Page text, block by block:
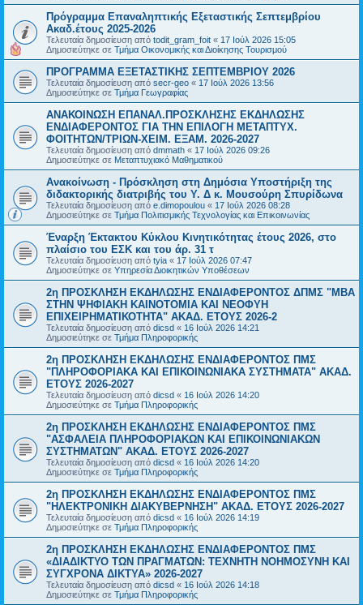
Πρόγραμμα Επαναληπτικής Εξεταστικής Σεπτεμβρίου
Ακαδ.έτους 2025-2026
Τελευταία δημοσίευση από todit_gram_foit « 17 Ιούλ 2026 15:05
Δημοσιεύτηκε σε Τμήμα Οικονομικής και Διοίκησης Τουρισμού
ΠΡΟΓΡΑΜΜΑ ΕΞΕΤΑΣΤΙΚΗΣ ΣΕΠΤΕΜΒΡΙΟΥ 2026
Τελευταία δημοσίευση από secr-geo « 17 Ιούλ 2026 13:56
Δημοσιεύτηκε σε Τμήμα Γεωγραφίας
ΑΝΑΚΟΙΝΩΣΗ ΕΠΑΝΑΛ.ΠΡΟΣΚΛΗΣΗΣ ΕΚΔΗΛΩΣΗΣ
ΕΝΔΙΑΦΕΡΟΝΤΟΣ ΓΙΑ ΤΗΝ ΕΠΙΛΟΓΗ ΜΕΤΑΠΤΥΧ.
ΦΟΙΤΗΤΩΝ/ΤΡΙΩΝ-ΧΕΙΜ. ΕΞΑΜ. 2026-2027
Τελευταία δημοσίευση από dmmath « 17 Ιούλ 2026 09:26
Δημοσιεύτηκε σε Μεταπτυχιακό Μαθηματικού
Ανακοίνωση - Πρόσκληση στη Δημόσια Υποστήριξη της
διδακτορικής διατριβής του Υ. Δ κ. Μουσούρη Σπυρίδωνα
Τελευταία δημοσίευση από e.dimopoulou « 17 Ιούλ 2026 08:28
Δημοσιεύτηκε σε Τμήμα Πολιτισμικής Τεχνολογίας και Επικοινωνίας
Έναρξη Έκτακτου Κύκλου Κινητικότητας έτους 2026, στο
πλαίσιο του ΕΣΚ και του άρ. 31 τ
Τελευταία δημοσίευση από tyia « 17 Ιούλ 2026 07:47
Δημοσιεύτηκε σε Υπηρεσία Διοικητικών Υποθέσεων
2η ΠΡΟΣΚΛΗΣΗ ΕΚΔΗΛΩΣΗΣ ΕΝΔΙΑΦΕΡΟΝΤΟΣ ΔΠΜΣ "ΜΒΑ
ΣΤΗΝ ΨΗΦΙΑΚΗ ΚΑΙΝΟΤΟΜΙΑ ΚΑΙ ΝΕΟΦΥΗ
ΕΠΙΧΕΙΡΗΜΑΤΙΚΟΤΗΤΑ" ΑΚΑΔ. ΕΤΟΥΣ 2026-2
Τελευταία δημοσίευση από dicsd « 16 Ιούλ 2026 14:21
Δημοσιεύτηκε σε Τμήμα Πληροφορικής
2η ΠΡΟΣΚΛΗΣΗ ΕΚΔΗΛΩΣΗΣ ΕΝΔΙΑΦΕΡΟΝΤΟΣ ΠΜΣ
"ΠΛΗΡΟΦΟΡΙΑΚΑ ΚΑΙ ΕΠΙΚΟΙΝΩΝΙΑΚΑ ΣΥΣΤΗΜΑΤΑ" ΑΚΑΔ.
ΕΤΟΥΣ 2026-2027
Τελευταία δημοσίευση από dicsd « 16 Ιούλ 2026 14:20
Δημοσιεύτηκε σε Τμήμα Πληροφορικής
2η ΠΡΟΣΚΛΗΣΗ ΕΚΔΗΛΩΣΗΣ ΕΝΔΙΑΦΕΡΟΝΤΟΣ ΠΜΣ
"ΑΣΦΑΛΕΙΑ ΠΛΗΡΟΦΟΡΙΑΚΩΝ ΚΑΙ ΕΠΙΚΟΙΝΩΝΙΑΚΩΝ
ΣΥΣΤΗΜΑΤΩΝ" ΑΚΑΔ. ΕΤΟΥΣ 2026-2027
Τελευταία δημοσίευση από dicsd « 16 Ιούλ 2026 14:20
Δημοσιεύτηκε σε Τμήμα Πληροφορικής
2η ΠΡΟΣΚΛΗΣΗ ΕΚΔΗΛΩΣΗΣ ΕΝΔΙΑΦΕΡΟΝΤΟΣ ΠΜΣ
"ΗΛΕΚΤΡΟΝΙΚΗ ΔΙΑΚΥΒΕΡΝΗΣΗ" ΑΚΑΔ. ΕΤΟΥΣ 2026-2027
Τελευταία δημοσίευση από dicsd « 16 Ιούλ 2026 14:19
Δημοσιεύτηκε σε Τμήμα Πληροφορικής
2η ΠΡΟΣΚΛΗΣΗ ΕΚΔΗΛΩΣΗΣ ΕΝΔΙΑΦΕΡΟΝΤΟΣ ΠΜΣ
«ΔΙΑΔΙΚΤΥΟ ΤΩΝ ΠΡΑΓΜΑΤΩΝ: ΤΕΧΝΗΤΗ ΝΟΗΜΟΣΥΝΗ ΚΑΙ
ΣΥΓΧΡΟΝΑ ΔΙΚΤΥΑ» 2026-2027
Τελευταία δημοσίευση από dicsd « 16 Ιούλ 2026 14:18
Δημοσιεύτηκε σε Τμήμα Πληροφορικής